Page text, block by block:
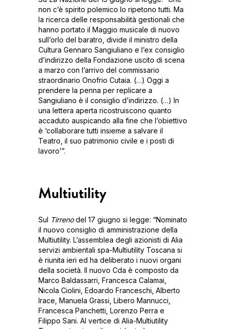
non c’è spirito polemico lo ripetono tutti. Ma
la ricerca delle responsabilità gestionali che
hanno portato il Maggio musicale di nuovo
sull’orlo del baratro, divide il ministro della
Cultura Gennaro Sangiuliano e l’ex consiglio
d’indirizzo della Fondazione uscito di scena
a marzo con l’arrivo del commissario
straordinario Onofrio Cutaia. (…) Oggi a
prendere la penna per replicare a
Sangiuliano è il consiglio d’indirizzo. (…) In
una lettera aperta ricostruiscono quanto
accaduto auspicando alla fine che l’obiettivo
è ‘collaborare tutti insieme a salvare il
Teatro, il suo patrimonio civile e i posti di
lavoro’”.
Multiutility
Sul Tirrenodel 17 giugno si legge: “Nominato
il nuovo consiglio di amministrazione della
Multiutility. L’assemblea degli azionisti di Alia
servizi ambientali spa-Multiutility Toscana si
è riunita ieri ed ha deliberato i nuovi organi
della società. Il nuovo Cda è composto da
Marco Baldassarri, Francesca Calamai,
Nicola Ciolini, Edoardo Franceschi, Alberto
Irace, Manuela Grassi, Libero Mannucci,
Francesca Panchetti, Lorenzo Perra e
Filippo Sani. Al vertice di Alia-Multiutility